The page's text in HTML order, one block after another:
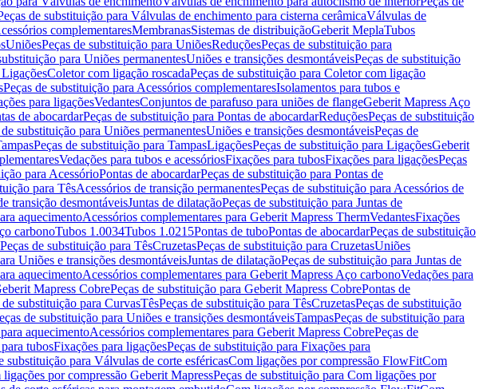
de substituição para Válvulas de enchimento para cisterna cerâmicaVálvulas de
complementaresMembranasSistemas de distribuiçãoGeberit MeplaTubos
UniõesPeças de substituição para UniõesReduçõesPeças de substituição para
para Uniões permanentesUniões e transições desmontáveisPeças de substituição
Coletor com ligação roscadaPeças de substituição para Coletor com ligação
Peças de substituição para Acessórios complementaresIsolamentos para tubos e
para ligaçõesVedantesConjuntos de parafuso para uniões de flangeGeberit Mapress Aço
de abocardarPeças de substituição para Pontas de abocardarReduçõesPeças de substituição
de substituição para Uniões permanentesUniões e transições desmontáveisPeças de
Peças de substituição para TampasLigaçõesPeças de substituição para LigaçõesGeberit
Vedações para tubos e acessóriosFixações para tubosFixações para ligaçõesPeças
para AcessórioPontas de abocardarPeças de substituição para Pontas de
para TêsAcessórios de transição permanentesPeças de substituição para Acessórios de
transição desmontáveisJuntas de dilataçãoPeças de substituição para Juntas de
aquecimentoAcessórios complementares para Geberit Mapress ThermVedantesFixações
carbonoTubos 1.0034Tubos 1.0215Pontas de tuboPontas de abocardarPeças de substituição
Peças de substituição para TêsCruzetasPeças de substituição para CruzetasUniões
Uniões e transições desmontáveisJuntas de dilataçãoPeças de substituição para Juntas de
aquecimentoAcessórios complementares para Geberit Mapress Aço carbonoVedações para
Mapress CobrePeças de substituição para Geberit Mapress CobrePontas de
de substituição para CurvasTêsPeças de substituição para TêsCruzetasPeças de substituição
de substituição para Uniões e transições desmontáveisTampasPeças de substituição para
aquecimentoAcessórios complementares para Geberit Mapress CobrePeças de
tubosFixações para ligaçõesPeças de substituição para Fixações para
substituição para Válvulas de corte esféricasCom ligações por compressão FlowFitCom
ligações por compressão Geberit MapressPeças de substituição para Com ligações por